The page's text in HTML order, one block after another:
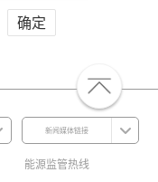
确定
新闻媒体链接
能源监管热线